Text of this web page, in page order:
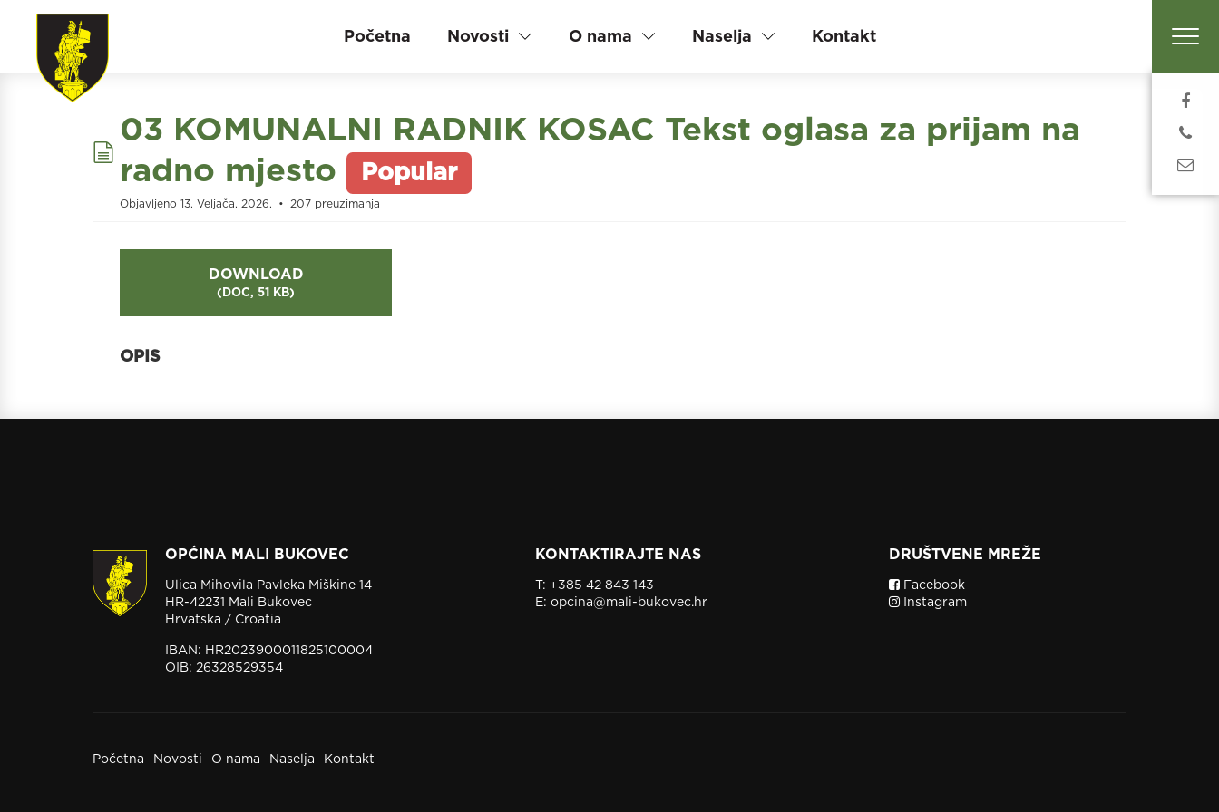
Početna Novosti O nama Naselja Kontakt
document
03 KOMUNALNI RADNIK KOSAC Tekst oglasa za prijam na
radno mjesto
Popular
Objavljeno 13. Veljača. 2026. 207 preuzimanja
DOWNLOAD
( DOC, 51 KB)
OPĆINA MALI BUKOVEC
Ulica Mihovila Pavleka Miškine 14
HR-42231 Mali Bukovec
Hrvatska / Croatia
IBAN: HR2023900011825100004
OIB: 26328529354
KONTAKTIRAJTE NAS
T: +385 42 843 143
E: opcina@mali-bukovec.hr
DRUŠTVENE MREŽE
Facebook
Instagram
Početna Novosti O nama Naselja Kontakt